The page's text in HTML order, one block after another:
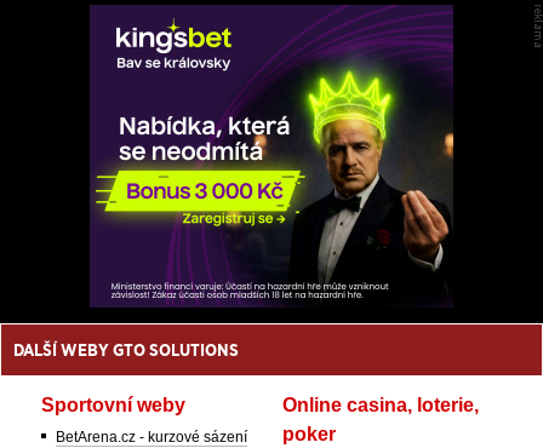
DALŠÍ WEBY GTO SOLUTIONS
Sportovní weby
BetArena.cz - kurzové sázení
Online casina, loterie,
poker